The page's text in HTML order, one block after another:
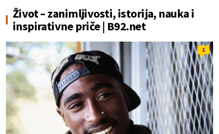
Život – zanimljivosti, istorija, nauka i
inspirativne priče | B92.net
1